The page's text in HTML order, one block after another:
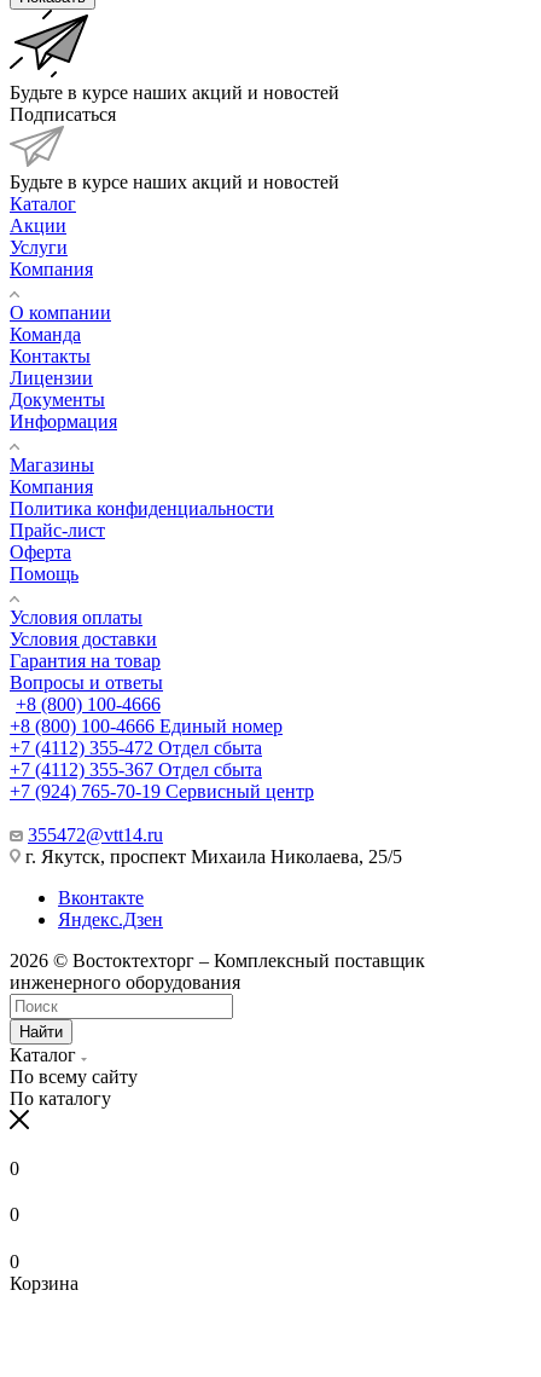
Будьте в курсе наших акций и новостей
Подписаться
Будьте в курсе наших акций и новостей
Каталог
Акции
Услуги
Компания
О компании
Команда
Контакты
Лицензии
Документы
Информация
Магазины
Компания
Политика конфиденциальности
Прайс-лист
Оферта
Помощь
Условия оплаты
Условия доставки
Гарантия на товар
Вопросы и ответы
+8 (800) 100-4666
+8 (800) 100-4666 Единый номер
+7 (4112) 355-472 Отдел сбыта
+7 (4112) 355-367 Отдел сбыта
+7 (924) 765-70-19 Сервисный центр
355472@vtt14.ru
г. Якутск, проспект Михаила Николаева, 25/5
Вконтакте
Яндекс.Дзен
2026 © Востоктехторг – Комплексный поставщик
инженерного оборудования
Найти
Каталог
По всему сайту
По каталогу
0
0
0
Корзина